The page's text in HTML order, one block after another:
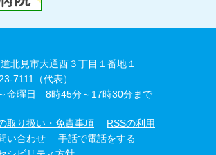
北見市大通西３丁目１番地１
7111（代表）
金曜日 8時45分～17時30分まで
取り扱い・免責事項
RSSの利用
い合わせ
手話で電話をする